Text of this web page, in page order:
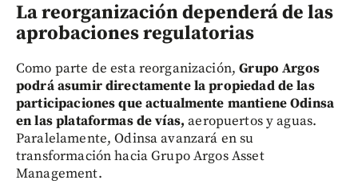
La reorganización dependerá de las
aprobaciones regulatorias
Como parte de esta reorganización, Grupo Argos
podrá asumir directamente la propiedad de las
participaciones que actualmente mantiene Odinsa
en las plataformas de vías, aeropuertos y aguas.
Paralelamente, Odinsa avanzará en su
transformación hacia Grupo Argos Asset
Management.